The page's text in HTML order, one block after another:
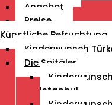
Angebot
Preise
Künstliche Befruchtung
Kinderwunsch
Die Spitäler
Istanbul